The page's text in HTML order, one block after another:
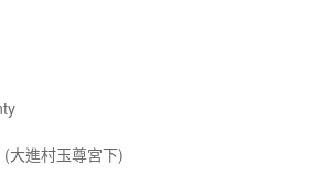
大進村玉尊宮下)